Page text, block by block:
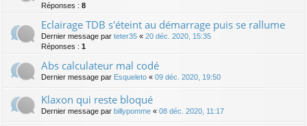
Réponses : 8
Eclairage TDB s'éteint au démarrage puis se rallume
Dernier message par teter35 « 20 déc. 2020, 15:35
Réponses : 1
Abs calculateur mal codé
Dernier message par Esqueleto « 09 déc. 2020, 19:50
Klaxon qui reste bloqué
Dernier message par billypomme « 08 déc. 2020, 11:17